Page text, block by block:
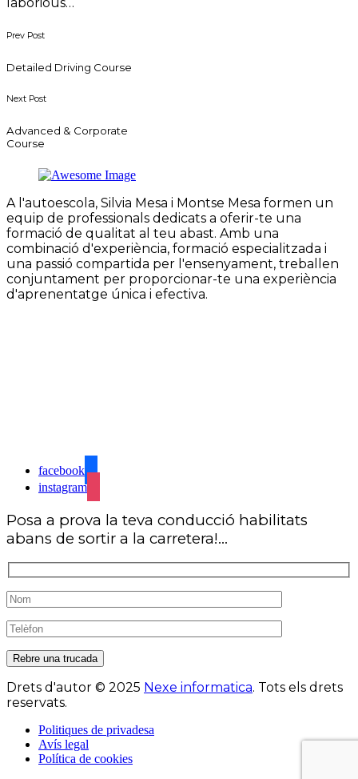
laborious…
Prev Post
Detailed Driving Course
Next Post
Advanced & Corporate
Course
A l'autoescola, Silvia Mesa i Montse Mesa formen un
equip de professionals dedicats a oferir-te una
formació de qualitat al teu abast. Amb una
combinació d'experiència, formació especialitzada i
una passió compartida per l'ensenyament, treballen
conjuntament per proporcionar-te una experiència
d'aprenentatge única i efectiva.
facebook
instagram
Posa a prova la teva conducció habilitats
abans de sortir a la carretera!...
Rebre una trucada
Drets d'autor © 2025 Nexe informatica. Tots els drets
reservats.
Politiques de privadesa
Avís legal
Política de cookies